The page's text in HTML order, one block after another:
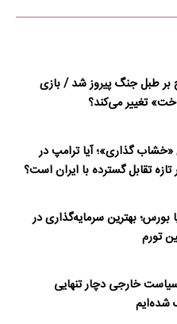
بر طبل جنگ پیروز شد / بازی
تغییر می‌کند؟
«خشاب گذاری»؛ آیا ترامپ در
تقابل گسترده با ایران است؟
بورس؛ بهترین سرمایه‌گذاری در
تورم
خارجی دچار تنهایی
شده‌ایم